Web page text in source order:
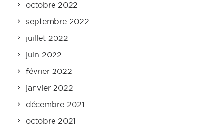
octobre 2022
septembre 2022
juillet 2022
juin 2022
février 2022
janvier 2022
décembre 2021
octobre 2021